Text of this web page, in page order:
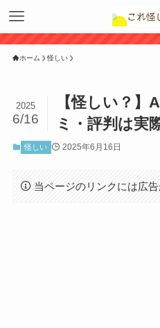
ホーム 怪しい
【怪しい？】
ミ・評判は実
2025
6/16
怪しい 2025年6月16日
当ページのリンクには広告